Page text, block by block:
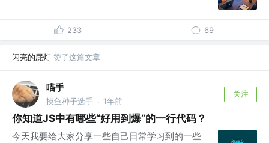
233 69
闪亮的屁灯 赞了这篇文章
喵手
摸鱼种子选手 · 1年前
关注
你知道JS中有哪些“好用到爆”的一行代码？
今天我要给大家分享一些自己日常学习到的一些